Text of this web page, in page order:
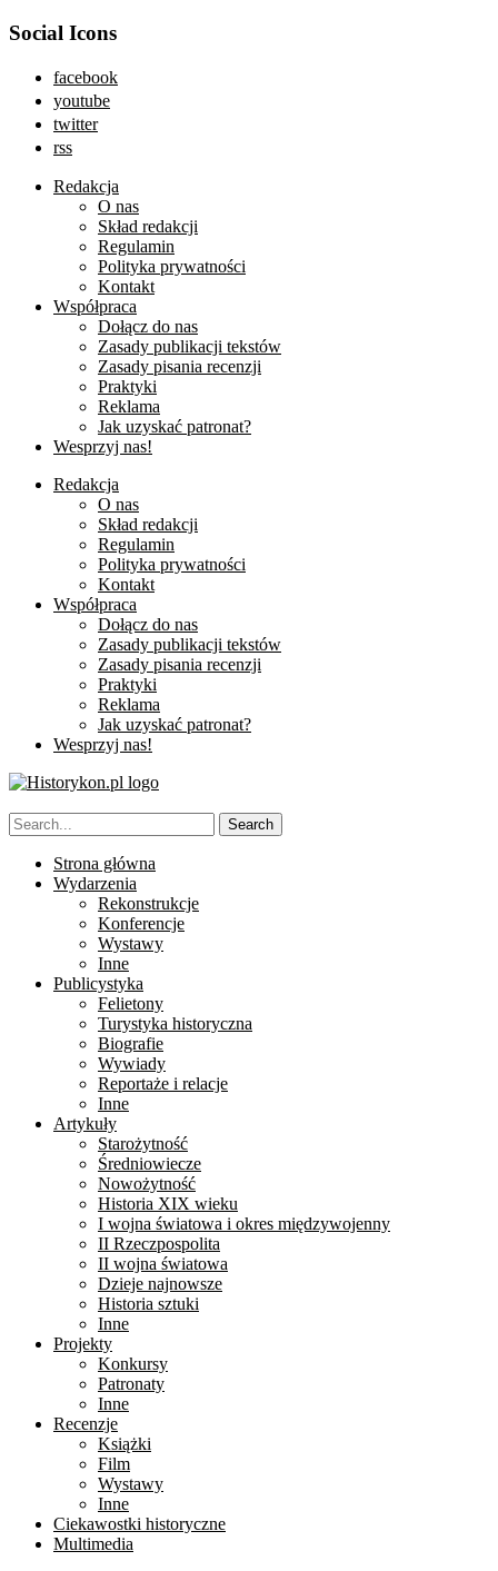
Social Icons
facebook
youtube
twitter
rss
Redakcja
O nas
Skład redakcji
Regulamin
Polityka prywatności
Kontakt
Współpraca
Dołącz do nas
Zasady publikacji tekstów
Zasady pisania recenzji
Praktyki
Reklama
Jak uzyskać patronat?
Wesprzyj nas!
Redakcja
O nas
Skład redakcji
Regulamin
Polityka prywatności
Kontakt
Współpraca
Dołącz do nas
Zasady publikacji tekstów
Zasady pisania recenzji
Praktyki
Reklama
Jak uzyskać patronat?
Wesprzyj nas!
Strona główna
Wydarzenia
Rekonstrukcje
Konferencje
Wystawy
Inne
Publicystyka
Felietony
Turystyka historyczna
Biografie
Wywiady
Reportaże i relacje
Inne
Artykuły
Starożytność
Średniowiecze
Nowożytność
Historia XIX wieku
I wojna światowa i okres międzywojenny
II Rzeczpospolita
II wojna światowa
Dzieje najnowsze
Historia sztuki
Inne
Projekty
Konkursy
Patronaty
Inne
Recenzje
Książki
Film
Wystawy
Inne
Ciekawostki historyczne
Multimedia